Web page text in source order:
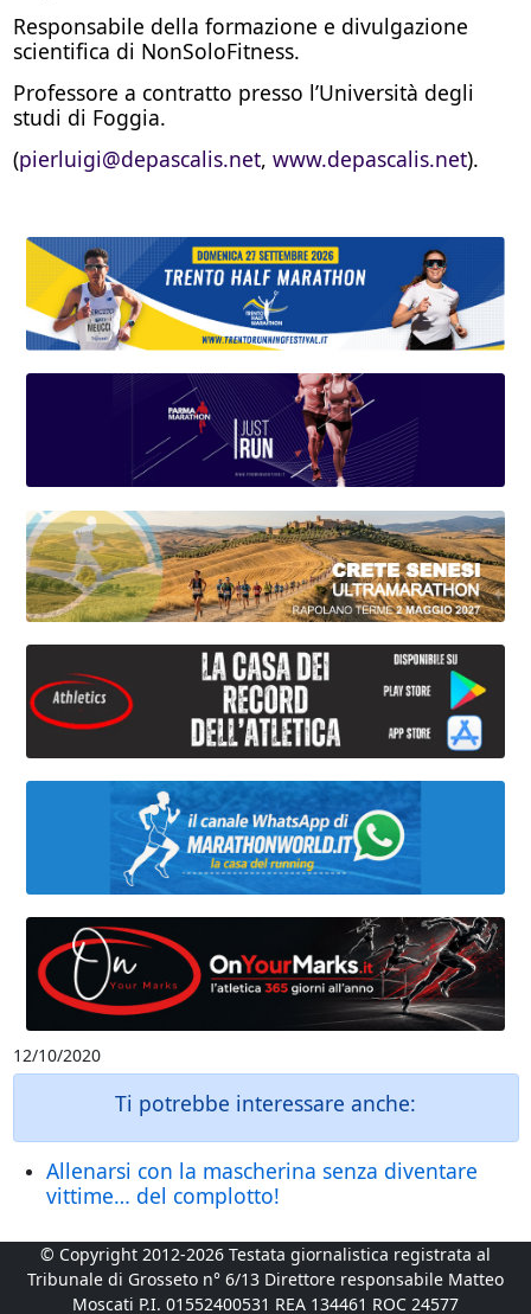
Responsabile della formazione e divulgazione
scientifica di NonSoloFitness.
Professore a contratto presso l’Università degli
studi di Foggia.
(pierluigi@depascalis.net, www.depascalis.net).
12/10/2020
Ti potrebbe interessare anche:
Allenarsi con la mascherina senza diventare
vittime… del complotto!
© Copyright 2012-2026 Testata giornalistica registrata al
Tribunale di Grosseto n° 6/13 Direttore responsabile Matteo
Moscati P.I. 01552400531 REA 134461 ROC 24577